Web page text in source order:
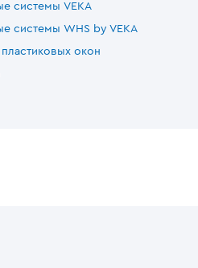
системы VEKA
системы WHS by VEKA
окон